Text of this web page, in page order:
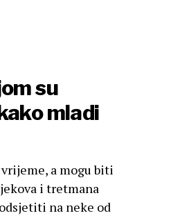
su
mladi
a mogu biti
i tretmana
na neke od